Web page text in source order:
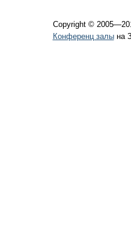
Copyright ©
Конференц залына